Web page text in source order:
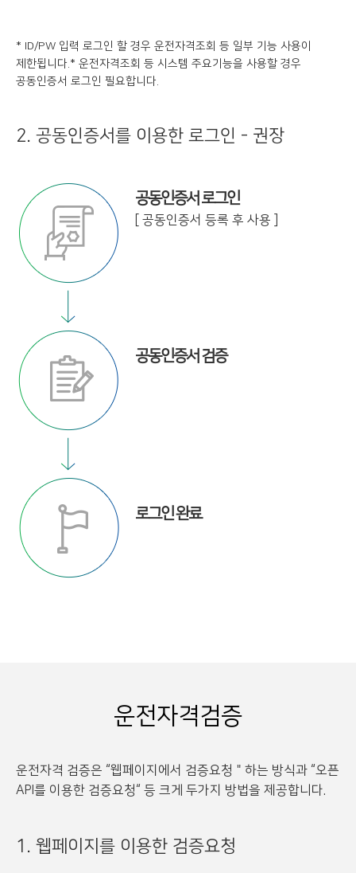
* ID/PW 입력 로그인 할 경우 운전자격조회 등 일부 기능 사용이
제한됩니다. * 운전자격조회 등 시스템 주요기능을 사용할 경우
공동인증서 로그인 필요합니다.
2. 공동인증서를 이용한 로그인 - 권장
공동인증서 로그인
[ 공동인증서 등록 후 사용 ]
공동인증서 검증
로그인 완료
운전자격검증
운전자격 검증은 “웹페이지에서 검증요청＂하는 방식과 “오픈
API를 이용한 검증요청“ 등 크게 두가지 방법을 제공합니다.
1. 웹페이지를 이용한 검증요청